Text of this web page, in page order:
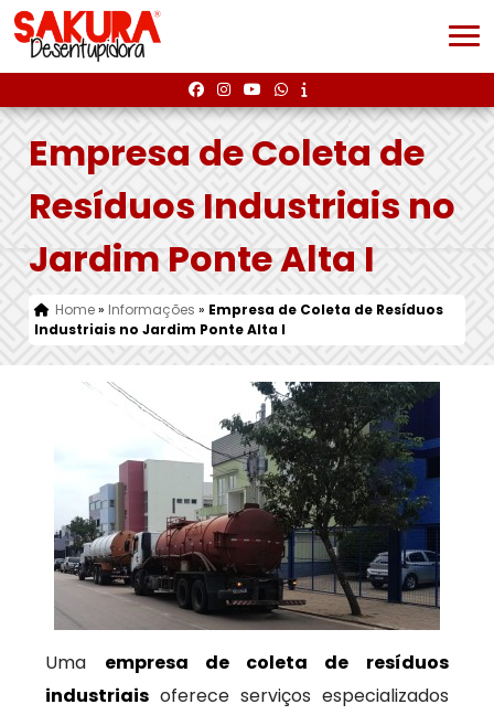
Empresa de Coleta de
Resíduos Industriais no
Jardim Ponte Alta I
Home» Informações » Empresa de Coleta de Resíduos
Industriais no Jardim Ponte Alta I
Uma empresa de coleta de resíduos
industriais oferece serviços especializados